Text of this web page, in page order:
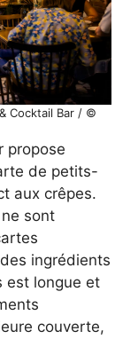
Cocktail Bar / ©
propose
de petits-
aux crêpes.
sont
ingrédients
est longue et
couverte,